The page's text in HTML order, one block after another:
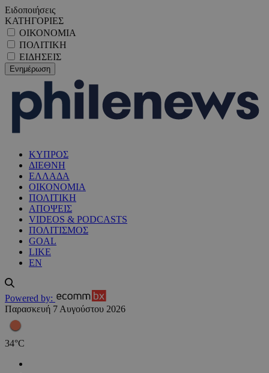
Ειδοποιήσεις
ΚΑΤΗΓΟΡΙΕΣ
ΟΙΚΟΝΟΜΙΑ
ΠΟΛΙΤΙΚΗ
ΕΙΔΗΣΕΙΣ
ΚΥΠΡΟΣ
ΔΙΕΘΝΗ
ΕΛΛΑΔΑ
ΟΙΚΟΝΟΜΙΑ
ΠΟΛΙΤΙΚΗ
ΑΠΟΨΕΙΣ
VIDEOS & PODCASTS
ΠΟΛΙΤΙΣΜΟΣ
GOAL
LIKE
EN
Powered by:
Παρασκευή 7 Αυγούστου 2026
34°C